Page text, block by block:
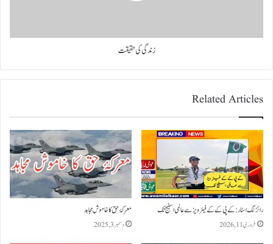
زندگی کی حقیقت
Related Articles
رائزنگ اسٹار: کے پی کے کے فیئر ویز سے عالمی اسٹیج تک
فروری 11, 2026
معرکۂ حق کا خاموش مجاہد
دسمبر 3, 2025